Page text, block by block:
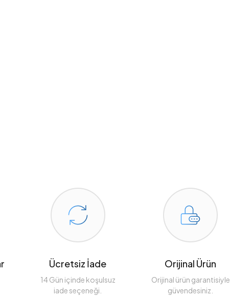
Ücretsiz İade
14 Gün içinde koşulsuz
iade seçeneği.
Orijinal Ürün
Orijinal ürün garantisiyle
güvendesiniz.